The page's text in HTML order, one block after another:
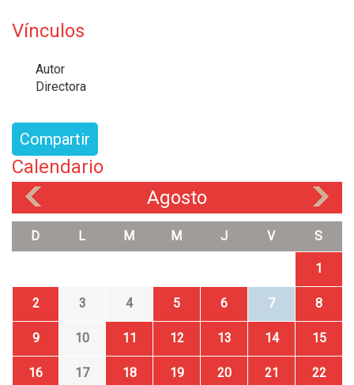
Vínculos
Autor
Directora
Compartir
Calendario
Agosto
D L M M J V S
1
2 3 4 5 6 7 8
9 10 11 12 13 14 15
16 17 18 19 20 21 22